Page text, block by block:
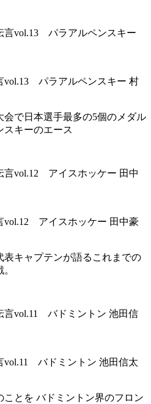
vol.13 パラアルペンスキー 村
会で日本選手最多の5個のメダル
スキーのエース
vol.12 アイスホッケー 田中豪
表キャプテンが語るこれまでの
vol.11 バドミントン 池田信太
ことを バドミントン界のフロン